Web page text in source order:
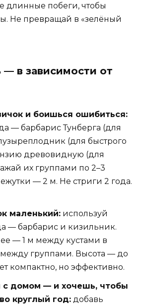
длинные побеги, чтобы
Не превращай в «зелёный
— в зависимости от
и боишься ошибиться:
— барбарис Тунберга (для
(для быстрого
древовидную (для
их группами по 2–3
— 2 м. Не стриги 2 года.
маленький: используй
— барбарис и кизильник.
— 1 м между кустами в
между группами. Высота — до
компактно, но эффективно.
с домом — и хочешь, чтобы
круглый год: добавь